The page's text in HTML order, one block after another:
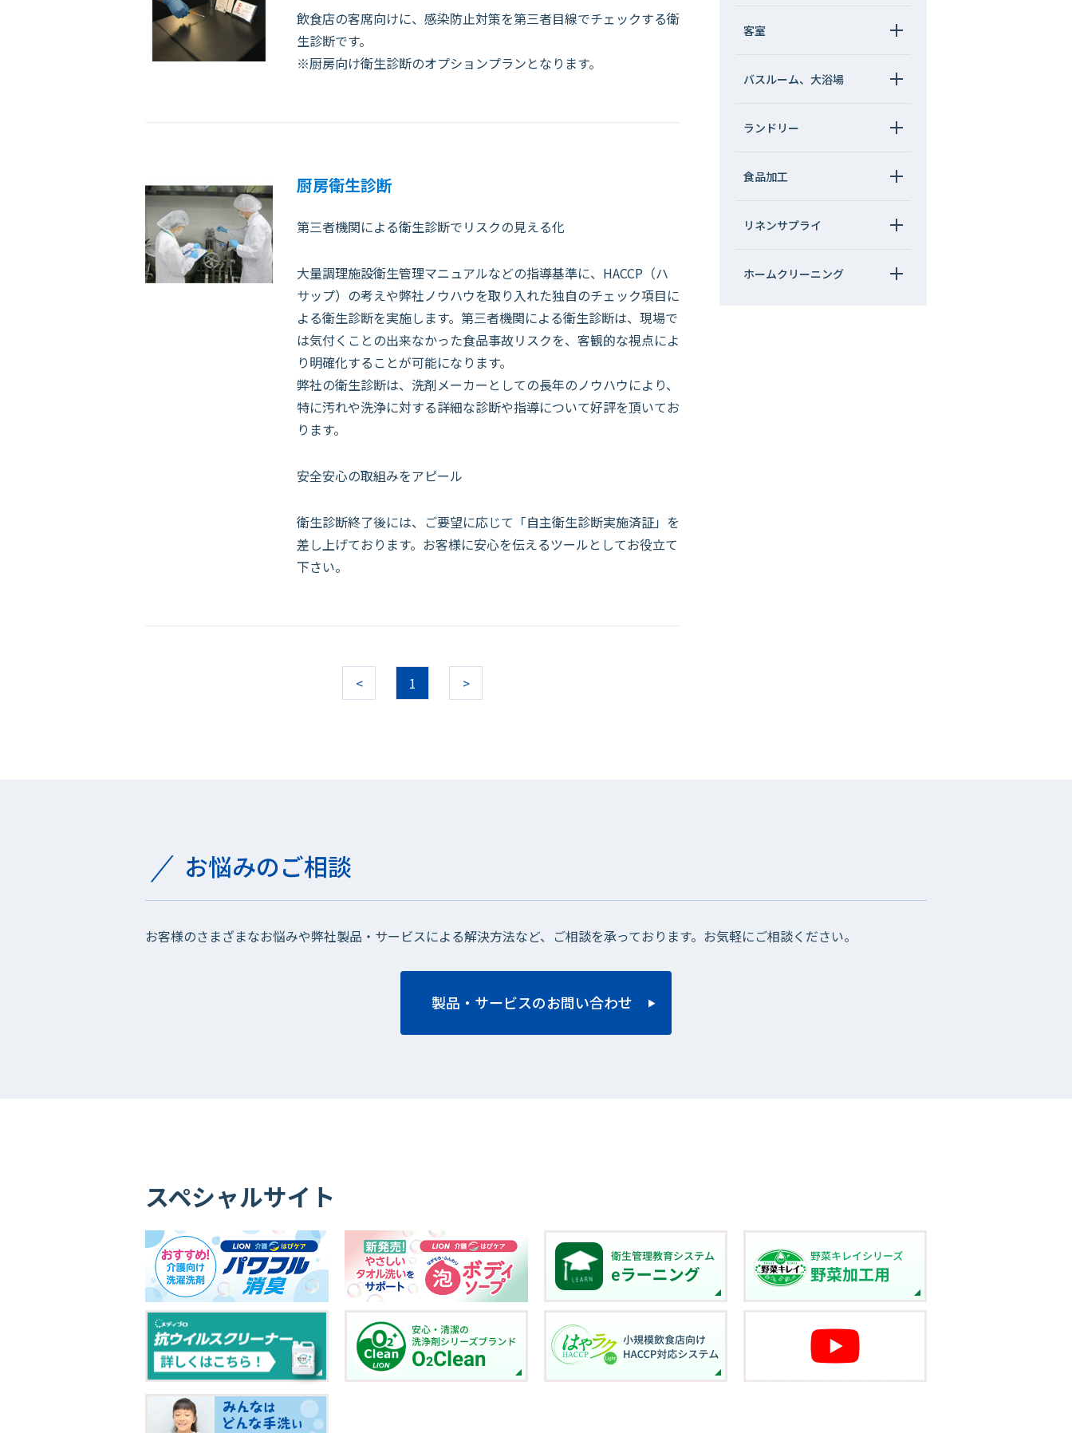
飲食店の客席向けに、感染防止対策を第三者目線でチェックする衛
生診断です。
※厨房向け衛生診断のオプションプランとなります。
厨房衛生診断
第三者機関による衛生診断でリスクの見える化
大量調理施設衛生管理マニュアルなどの指導基準に、HACCP（ハ
サップ）の考えや弊社ノウハウを取り入れた独自のチェック項目に
よる衛生診断を実施します。第三者機関による衛生診断は、現場で
は気付くことの出来なかった食品事故リスクを、客観的な視点によ
り明確化することが可能になります。
弊社の衛生診断は、洗剤メーカーとしての長年のノウハウにより、
特に汚れや洗浄に対する詳細な診断や指導について好評を頂いてお
ります。
安全安心の取組みをアピール
衛生診断終了後には、ご要望に応じて「自主衛生診断実施済証」を
差し上げております。お客様に安心を伝えるツールとしてお役立て
下さい。
< 1 >
客室
バスルーム、大浴場
ランドリー
食品加工
リネンサプライ
ホームクリーニング
お悩みのご相談
お客様のさまざまなお悩みや弊社製品・サービスによる解決方法など、ご相談を承っております。お気軽にご相談ください。
製品・サービスのお問い合わせ
スペシャルサイト